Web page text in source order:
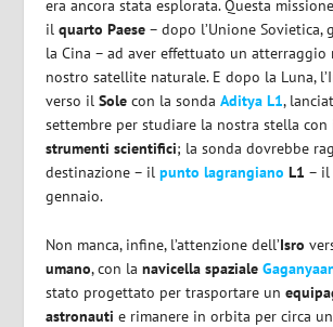
era ancora stata esplorata. Questa
ilquarto Paese – dopo l’Unione Sovietica,
la Cina – ad aver effettuato un atterraggio
nostro satellite naturale. E dopo la Luna,
verso ilSole con la sondaAditya L1,
settembre per studiare la nostra stella
strumenti scientifici; la sonda dovrebbe
destinazione – ilpunto lagrangiano L1 – il
gennaio.
Non manca, infine, l’attenzione dell’Isro
umano, con lanavicella spaziale
stato progettato per trasportare un
astronauti e rimanere in orbita per circa